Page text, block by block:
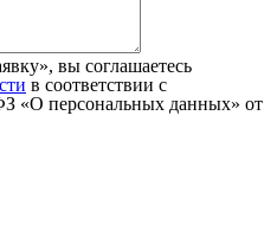
вы соглашаетесь
в соответствии с
«О персональных данных» от